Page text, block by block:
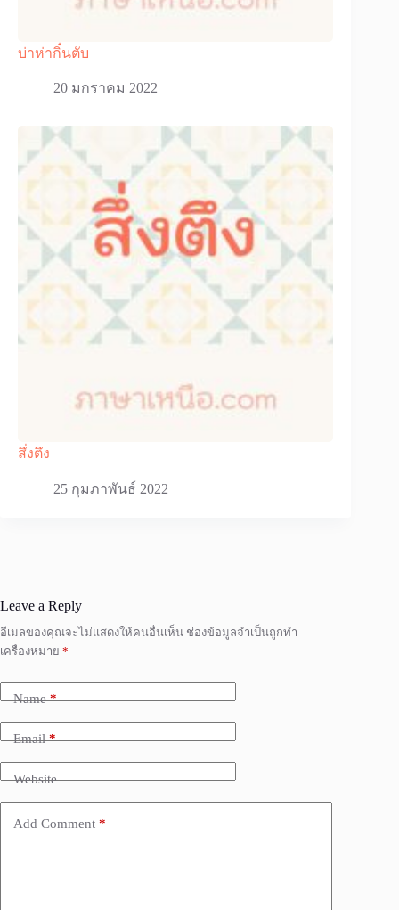
บ่าห่ากิ๋นตับ
20 มกราคม 2022
สึ่งตึง
25 กุมภาพันธ์ 2022
Leave a Reply
อีเมลของคุณจะไม่แสดงให้คนอื่นเห็น ช่องข้อมูลจำเป็นถูกทำ
เครื่องหมาย *
Name*
Email*
Website
Add Comment *